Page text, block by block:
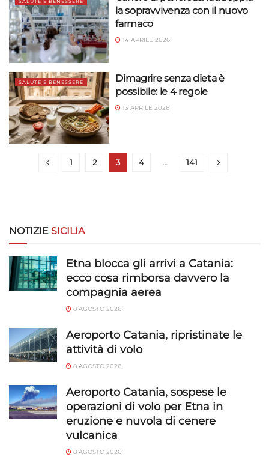
SALUTE E BENESSERE
la sopravvivenza con il nuovo
farmaco
14 APRILE 2026
SALUTE E BENESSERE
Dimagrire senza dieta è
possibile: le 4 regole
13 APRILE 2026
1 2 3 4 … 141
NOTIZIE SICILIA
Etna blocca gli arrivi a Catania:
ecco cosa rimborsa davvero la
compagnia aerea
8 AGOSTO 2026
Aeroporto Catania, ripristinate le
attività di volo
8 AGOSTO 2026
Aeroporto Catania, sospese le
operazioni di volo per Etna in
eruzione e nuvola di cenere
vulcanica
8 AGOSTO 2026